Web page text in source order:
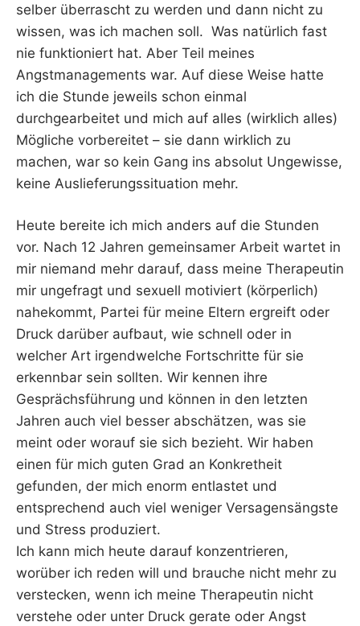
selber überrascht zu werden und dann nicht zu
wissen, was ich machen soll. Was natürlich fast
nie funktioniert hat. Aber Teil meines
Angstmanagements war. Auf diese Weise hatte
ich die Stunde jeweils schon einmal
durchgearbeitet und mich auf alles (wirklich alles)
Mögliche vorbereitet – sie dann wirklich zu
machen, war so kein Gang ins absolut Ungewisse,
keine Auslieferungssituation mehr.
Heute bereite ich mich anders auf die Stunden
vor. Nach 12 Jahren gemeinsamer Arbeit wartet in
mir niemand mehr darauf, dass meine Therapeutin
mir ungefragt und sexuell motiviert (körperlich)
nahekommt, Partei für meine Eltern ergreift oder
Druck darüber aufbaut, wie schnell oder in
welcher Art irgendwelche Fortschritte für sie
erkennbar sein sollten. Wir kennen ihre
Gesprächsführung und können in den letzten
Jahren auch viel besser abschätzen, was sie
meint oder worauf sie sich bezieht. Wir haben
einen für mich guten Grad an Konkretheit
gefunden, der mich enorm entlastet und
entsprechend auch viel weniger Versagensängste
und Stress produziert.
Ich kann mich heute darauf konzentrieren,
worüber ich reden will und brauche nicht mehr zu
verstecken, wenn ich meine Therapeutin nicht
verstehe oder unter Druck gerate oder Angst